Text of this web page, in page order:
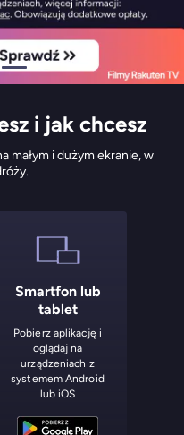
i jak chcesz
małym i dużym ekranie, w
Smartfon lub
tablet
Pobierz aplikację i
oglądaj na
urządzeniach z
systemem Android
lub iOS